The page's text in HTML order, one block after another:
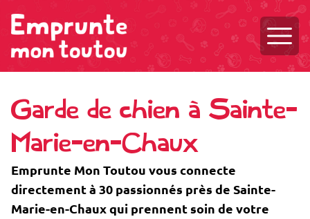
Garde de chien à Sainte-
Marie-en-Chaux
Emprunte Mon Toutou vous connecte
directement à 30 passionnés près de Sainte-
Marie-en-Chaux qui prennent soin de votre